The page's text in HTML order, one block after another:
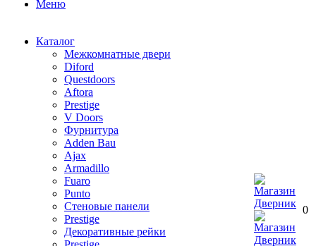
Меню
Каталог
Межкомнатные двери
Diford
Questdoors
Aftora
Prestige
V Doors
Фурнитура
Adden Bau
Ajax
Armadillo
Fuaro
Punto
Стеновые панели
Prestige
Декоративные рейки
0